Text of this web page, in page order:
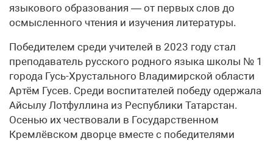
языкового образования — от первых слов до
осмысленного чтения и изучения литературы.
Победителем среди учителей в 2023 году стал
преподаватель русского родного языка школы № 1
города Гусь-Хрустального Владимирской области
Артём Гусев. Среди воспитателей победу одержала
Айсылу Лотфуллина из Республики Татарстан.
Осенью их чествовали в Государственном
Кремлёвском дворце вместе с победителями